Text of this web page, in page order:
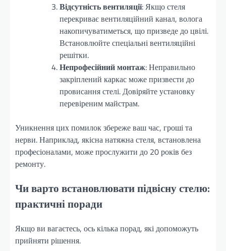
Відсутність вентиляції: Якщо стеля
перекриває вентиляційний канал, волога
накопичуватиметься, що призведе до цвілі.
Встановлюйте спеціальні вентиляційні
решітки.
Непрофесійний монтаж: Неправильно
закріплений каркас може призвести до
провисання стелі. Довіряйте установку
перевіреним майстрам.
Уникнення цих помилок збереже ваш час, гроші та
нерви. Наприклад, якісна натяжна стеля, встановлена
професіоналами, може прослужити до 20 років без
ремонту.
Чи варто встановлювати підвісну стелю:
практичні поради
Якщо ви вагаєтесь, ось кілька порад, які допоможуть
прийняти рішення.